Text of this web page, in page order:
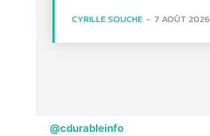
CYRILLE SOUCHE - 7 AOÛT 2026
@cdurableinfo